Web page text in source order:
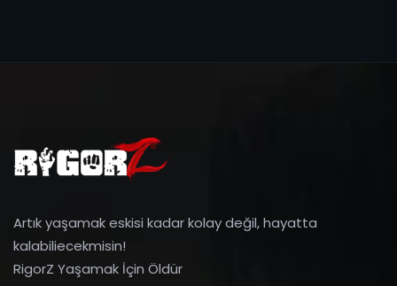
Artık yaşamak eskisi kadar kolay değil, hayatta
kalabiliecekmisin!
RigorZ Yaşamak İçin Öldür